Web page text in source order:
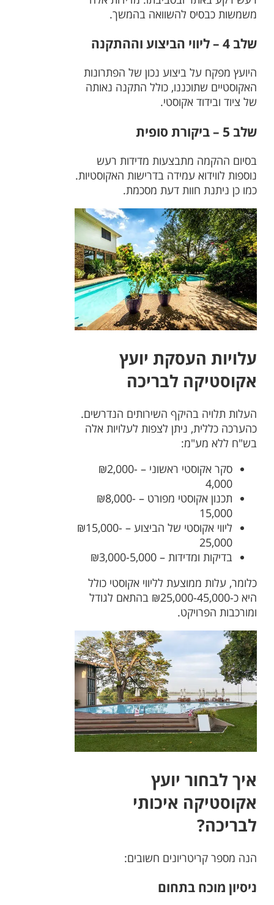
משמשות כבסיס להשוואה בהמשך.
שלב 4 – ליווי הביצוע וההתקנה
היועץ מפקח על ביצוע נכון של הפתרונות
האקוסטיים שתוכננו, כולל התקנה נאותה
של ציוד ובידוד אקוסטי.
שלב 5 – ביקורת סופית
בסיום ההקמה מתבצעות מדידות רעש
נוספות לווידוא עמידה בדרישות האקוסטיות.
כמו כן ניתנת חוות דעת מסכמת.
עלויות העסקת יועץ
אקוסטיקה לבריכה
העלות תלויה בהיקף השירותים הנדרשים.
כהערכה כללית, ניתן לצפות לעלויות אלה
בש"ח ללא מע"מ:
סקר אקוסטי ראשוני – ₪2,000-
4,000
תכנון אקוסטי מפורט – ₪8,000-
15,000
ליווי אקוסטי של הביצוע – ₪15,000-
25,000
בדיקות ומדידות – ₪3,000-5,000
כלומר, עלות ממוצעת לליווי אקוסטי כולל
היא כ-₪25,000-45,000 בהתאם לגודל
ומורכבות הפרויקט.
איך לבחור יועץ
אקוסטיקה איכותי
לבריכה?
הנה מספר קריטריונים חשובים:
ניסיון מוכח בתחום